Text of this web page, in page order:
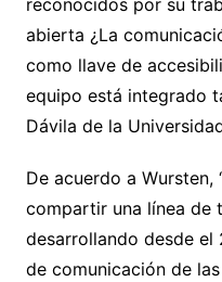
reconocidos por su
abierta ¿La
como llave de
equipo está integrado
Dávila de la
De acuerdo a Wursten,
compartir una línea de
desarrollando desde el
de comunicación de